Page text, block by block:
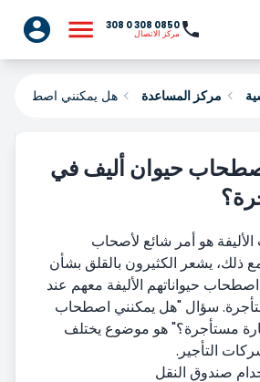
0850 308 0 308
مركز الاتصال
مركز المساعدة هل يمكنني اصطحاب
حيوان أليف في
الأليفة هو أمر شائع لأصحاب
ذلك، يشعر الكثيرون بالقلق بشأن
اصطحاب حيواناتهم الأليفة معهم عند
سؤال "هل يمكنني اصطحاب
مستأجرة؟" هو موضوع يختلف
التأجير.